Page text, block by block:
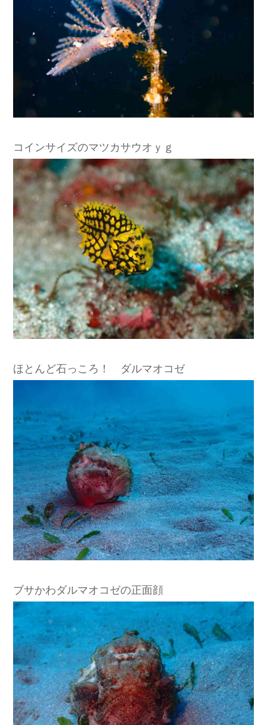
コインサイズのマツカサウオｙｇ
ほとんど石っころ！ ダルマオコゼ
ブサかわダルマオコゼの正面顔